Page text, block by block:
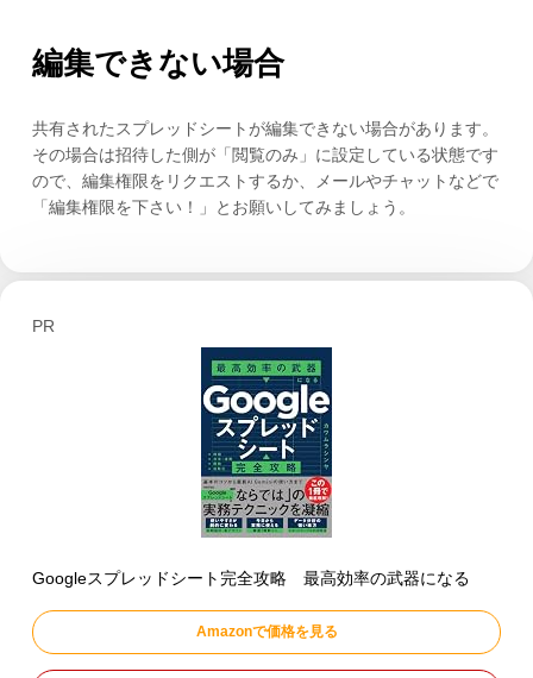
編集できない場合
共有されたスプレッドシートが編集できない場合があります。
その場合は招待した側が「閲覧のみ」に設定している状態です
ので、編集権限をリクエストするか、メールやチャットなどで
「編集権限を下さい！」とお願いしてみましょう。
PR
Googleスプレッドシート完全攻略 最高効率の武器になる
Amazonで価格を見る